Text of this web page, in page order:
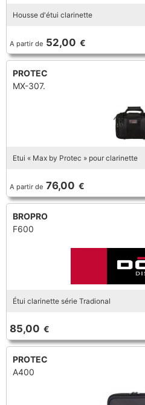
Housse d'étui clarinette
A partir de 52,00 €
PROTEC
MX-307.
Etui « Max by Protec » pour clarinette
A partir de 76,00 €
BROPRO
F600
Étui clarinette série Tradional
85,00 €
PROTEC
A400